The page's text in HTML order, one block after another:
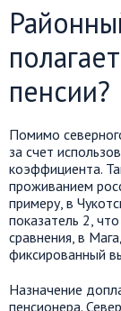
пенсии?
Помимо
за счет
коэффициента.
проживанием
примеру, в
показатель 2,
сравнения, в
фиксированный
Назначение
пенсионера.